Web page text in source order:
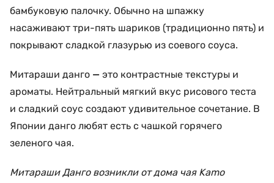
бамбуковую палочку. Обычно на шпажку
насаживают три-пять шариков (традиционно пять) и
покрывают сладкой глазурью из соевого соуса.
Митараши данго — это контрастные текстуры и
ароматы. Нейтральный мягкий вкус рисового теста
и сладкий соус создают удивительное сочетание. В
Японии данго любят есть с чашкой горячего
зеленого чая.
Митараши Данговозникли от дома чая Kamo